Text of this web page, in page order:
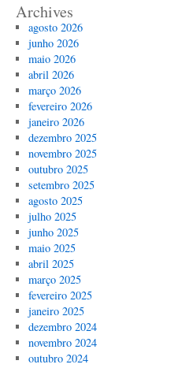
Archives
agosto 2026
junho 2026
maio 2026
abril 2026
março 2026
fevereiro 2026
janeiro 2026
dezembro 2025
novembro 2025
outubro 2025
setembro 2025
agosto 2025
julho 2025
junho 2025
maio 2025
abril 2025
março 2025
fevereiro 2025
janeiro 2025
dezembro 2024
novembro 2024
outubro 2024